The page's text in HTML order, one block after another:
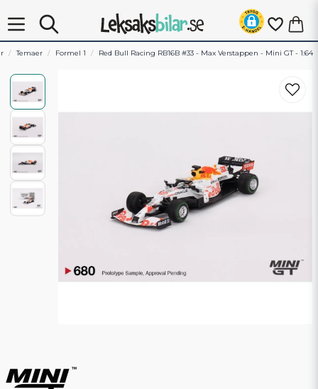
Temaer Formel 1 Red Bull Racing RB16B #33 - Max Verstappen - Mini GT - 1:64